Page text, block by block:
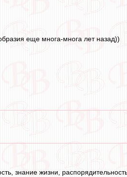
еще многа-многа лет назад))
знание жизни,